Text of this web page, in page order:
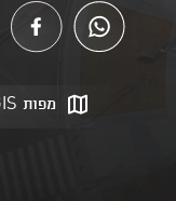
מפות GIS